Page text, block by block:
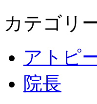
カテゴリ
アトピ
院長